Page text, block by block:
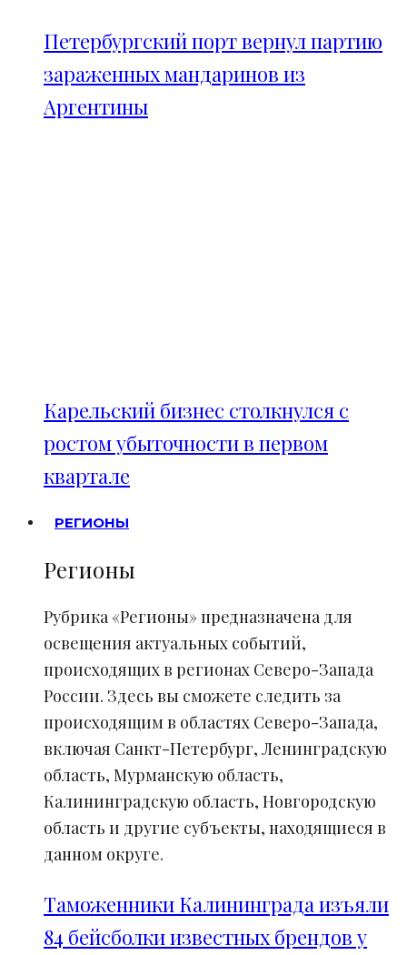
Петербургский порт вернул партию
зараженных мандаринов из
Аргентины
Карельский бизнес столкнулся с
ростом убыточности в первом
квартале
РЕГИОНЫ
Регионы
Рубрика «Регионы» предназначена для
освещения актуальных событий,
происходящих в регионах Северо-Запада
России. Здесь вы сможете следить за
происходящим в областях Северо-Запада,
включая Санкт-Петербург, Ленинградскую
область, Мурманскую область,
Калининградскую область, Новгородскую
область и другие субъекты, находящиеся в
данном округе.
Таможенники Калининграда изъяли
84 бейсболки известных брендов у